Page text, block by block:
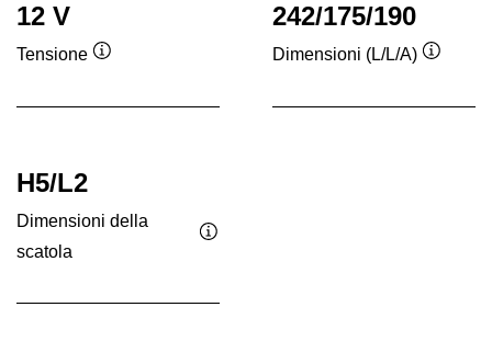
12 V
Tensione
242/175/190
Dimensioni (L/L/A)
H5/L2
Dimensioni della
scatola